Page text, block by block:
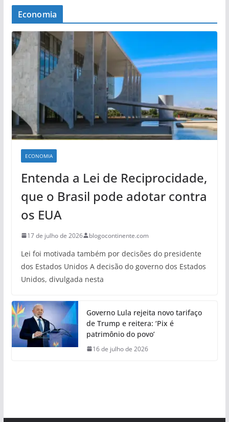
Economia
ECONOMIA
Entenda a Lei de Reciprocidade,
que o Brasil pode adotar contra
os EUA
17 de julho de 2026 blogocontinente.com
Lei foi motivada também por decisões do presidente
dos Estados Unidos A decisão do governo dos Estados
Unidos, divulgada nesta
Governo Lula rejeita novo tarifaço
de Trump e reitera: ‘Pix é
patrimônio do povo’
16 de julho de 2026